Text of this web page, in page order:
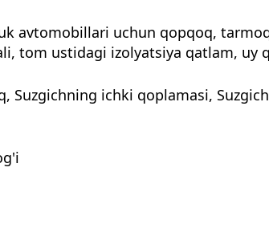
avtomobillari uchun qopqoq,
tom ustidagi izolyatsiya qatlam, uy
ichki qoplamasi,